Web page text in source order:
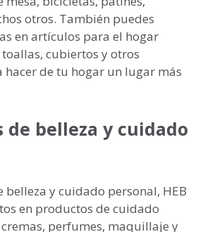
otros. También puedes
en artículos para el hogar
cubiertos y otros
de tu hogar un lugar más
de belleza y cuidado
belleza y cuidado personal, HEB
en productos de cuidado
perfumes, maquillaje y